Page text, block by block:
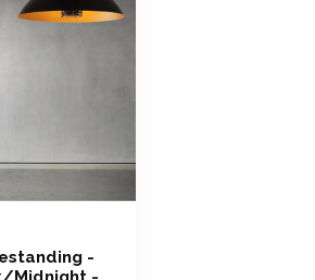
-